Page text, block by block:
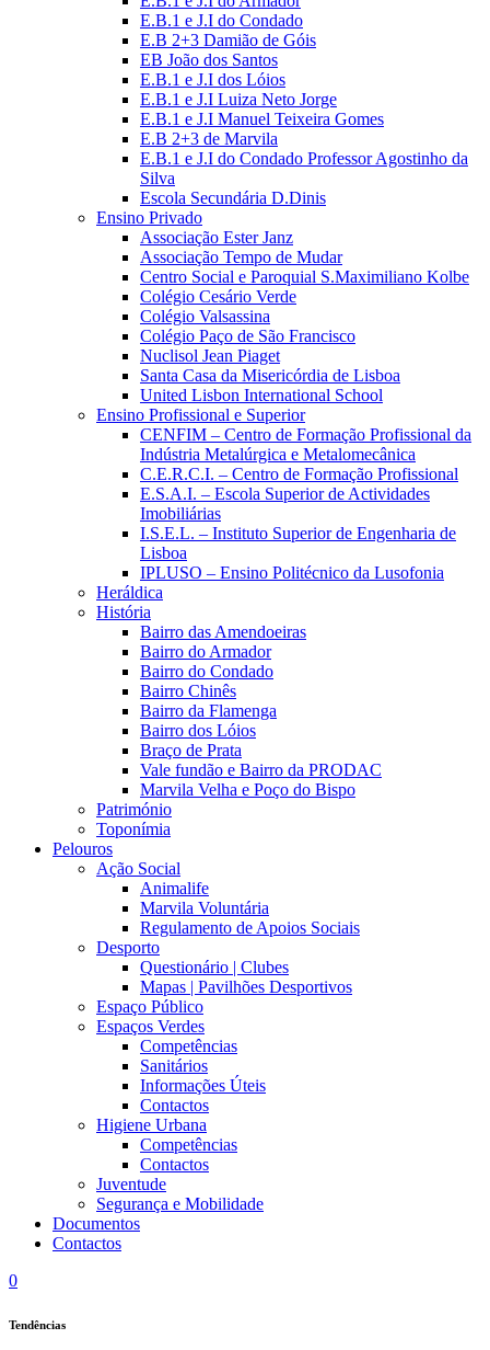
E.B.1 e J.I do Condado
E.B 2+3 Damião de Góis
EB João dos Santos
E.B.1 e J.I dos Lóios
E.B.1 e J.I Luiza Neto Jorge
E.B.1 e J.I Manuel Teixeira Gomes
E.B 2+3 de Marvila
E.B.1 e J.I do Condado Professor Agostinho da
Silva
Escola Secundária D.Dinis
Ensino Privado
Associação Ester Janz
Associação Tempo de Mudar
Centro Social e Paroquial S.Maximiliano Kolbe
Colégio Cesário Verde
Colégio Valsassina
Colégio Paço de São Francisco
Nuclisol Jean Piaget
Santa Casa da Misericórdia de Lisboa
United Lisbon International School
Ensino Profissional e Superior
CENFIM – Centro de Formação Profissional da
Indústria Metalúrgica e Metalomecânica
C.E.R.C.I. – Centro de Formação Profissional
E.S.A.I. – Escola Superior de Actividades
Imobiliárias
I.S.E.L. – Instituto Superior de Engenharia de
Lisboa
IPLUSO – Ensino Politécnico da Lusofonia
Heráldica
História
Bairro das Amendoeiras
Bairro do Armador
Bairro do Condado
Bairro Chinês
Bairro da Flamenga
Bairro dos Lóios
Braço de Prata
Vale fundão e Bairro da PRODAC
Marvila Velha e Poço do Bispo
Património
Toponímia
Pelouros
Ação Social
Animalife
Marvila Voluntária
Regulamento de Apoios Sociais
Desporto
Questionário | Clubes
Mapas | Pavilhões Desportivos
Espaço Público
Espaços Verdes
Competências
Sanitários
Informações Úteis
Contactos
Higiene Urbana
Competências
Contactos
Juventude
Segurança e Mobilidade
Documentos
Contactos
0
Tendências